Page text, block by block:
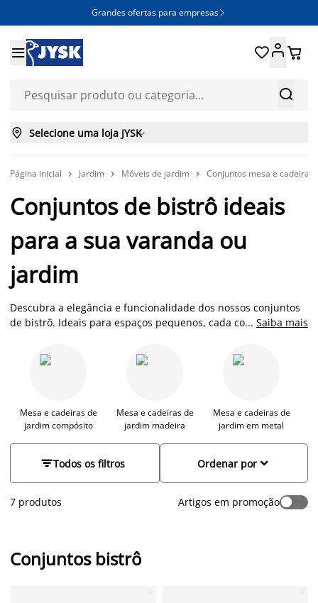
Grandes ofertas para empresas 


 
 Selecione uma loja JYSK
Página inicial  Jardim  Móveis de jardim  Conjuntos mesa e cadeiras
Conjuntos de bistrô ideais
para a sua varanda ou
jardim
Descubra a elegância e funcionalidade dos nossos conjuntos
de bistrô. Ideais para espaços pequenos, cada conjunto foi
locais de puro charme e conforto. Com opções que combinam
o design moderno com materiais de alta qualidade, os nossos
... Saiba mais
Mesa e cadeiras de
jardim compósito
Mesa e cadeiras de
jardim madeira
Mesa e cadeiras de
jardim em metal
Todos os filtros 
Ordenar por
7 produtos Artigos em promoção
Conjuntos bistrô